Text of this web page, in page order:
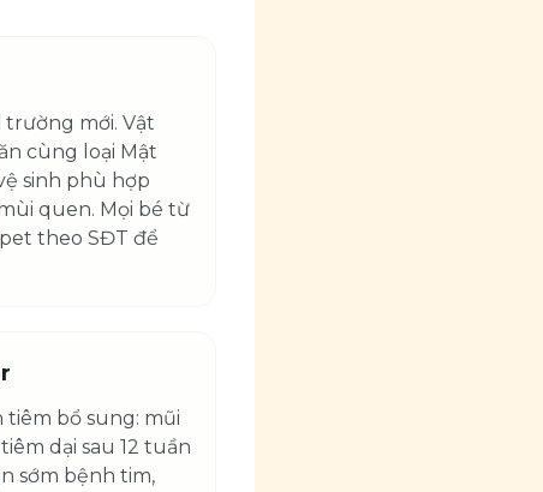
mới. Vật
cùng loại Mật
sinh phù hợp
quen. Mọi bé từ
theo SĐT để
tiêm bổ sung: mũi
dại sau 12 tuần
sớm bệnh tim,